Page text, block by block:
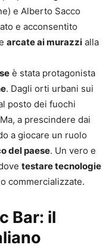
e Alberto Sacco
e acconsentito
arcate ai murazzi alla
è stata protagonista
. Dagli orti urbani sui
posto dei fuochi
a prescindere dai
a giocare un ruolo
del paese. Un vero e
testare tecnologie
commercializzate.
Bar: il